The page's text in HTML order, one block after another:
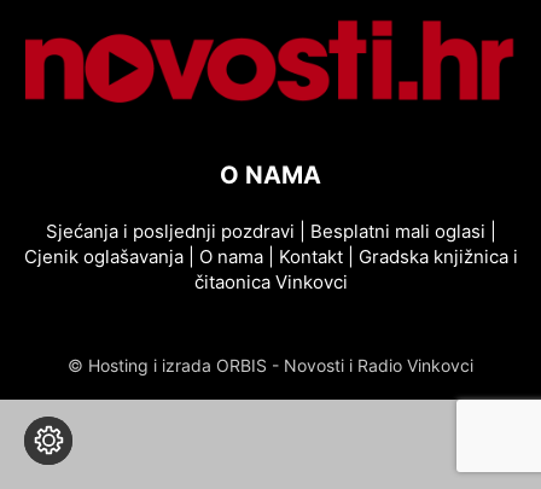
O NAMA
Sjećanja i posljednji pozdravi Besplatni mali oglasi
Cjenik oglašavanja| O nama| Kontakt| Gradska knjižnica i
čitaonica Vinkovci
© Hosting i izrada ORBIS - Novosti i Radio Vinkovci